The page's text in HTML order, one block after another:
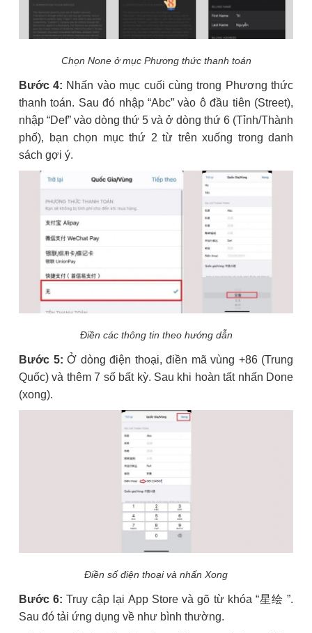
Chọn None ở mục Phương thức thanh toán
Bước 4: Nhấn vào mục cuối cùng trong Phương thức
thanh toán. Sau đó nhập “Abc” vào ô đầu tiên (Street),
nhập “Def” vào dòng thứ 5 và ở dòng thứ 6 (Tỉnh/Thành
phố), bạn chọn mục thứ 2 từ trên xuống trong danh
sách gợi ý.
Điền các thông tin theo hướng dẫn
Bước 5: Ở dòng điện thoại, điền mã vùng +86 (Trung
Quốc) và thêm 7 số bất kỳ. Sau khi hoàn tất nhấn Done
(xong).
Điền số điện thoại và nhấn Xong
Bước 6: Truy cập lại App Store và gõ từ khóa “星绘 ”.
Sau đó tải ứng dụng về như bình thường.